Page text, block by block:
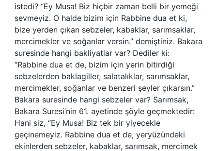
istedi? “Ey Musa! Biz hiçbir zaman belli bir yemeği
sevmeyiz. O halde bizim için Rabbine dua et ki,
bize yerden çıkan sebzeler, kabaklar, sarımsaklar,
mercimekler ve soğanlar versin.” demiştiniz. Bakara
suresinde hangi bakliyatlar var? Dediler ki:
“Rabbine dua et de, bizim için yerin bitirdiği
sebzelerden baklagiller, salatalıklar, sarımsaklar,
mercimekler, soğanlar ve benzeri şeyler çıkarsın.”
Bakara suresinde hangi sebzeler var? Sarımsak,
Bakara Suresi’nin 61. ayetinde şöyle geçmektedir:
Hani siz, “Ey Musa! Biz tek bir yiyecekle
geçinemeyiz. Rabbine dua et de, yeryüzündeki
ekinlerden sebzeler, kabaklar, sarımsak, mercimek